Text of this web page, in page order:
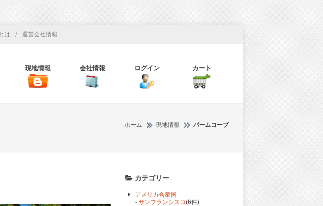
は / 運営会社情報
現地情報 会社情報 ログイン カート
ホーム 現地情報 パームコーブ
カテゴリー
アメリカ合衆国
- サンフランシスコ(6件)